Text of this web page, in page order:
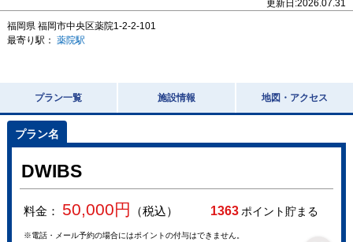
更新日:2026.07.31
福岡県 福岡市中央区薬院1-2-2-101
最寄り駅： 薬院駅
プラン一覧 施設情報 地図・アクセス
DWIBS
料金： 50,000円 （税込） 1363ポイント貯まる
※電話・メール予約の場合にはポイントの付与はできません。